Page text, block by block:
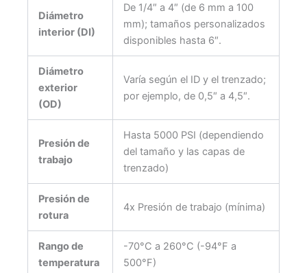
Diámetro
interior (DI)
De 1/4″ a 4″ (de 6 mm a 100
mm); tamaños personalizados
disponibles hasta 6″.
Diámetro
exterior
(OD)
Varía según el ID y el trenzado;
por ejemplo, de 0,5″ a 4,5″.
Presión de
trabajo
Hasta 5000 PSI (dependiendo
del tamaño y las capas de
trenzado)
Presión de
rotura
4x Presión de trabajo (mínima)
Rango de
temperatura
-70°C a 260°C (-94°F a
500°F)